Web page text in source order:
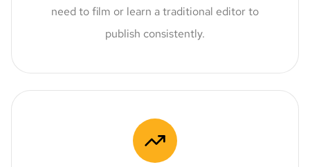
need to film or learn a traditional editor to
publish consistently.